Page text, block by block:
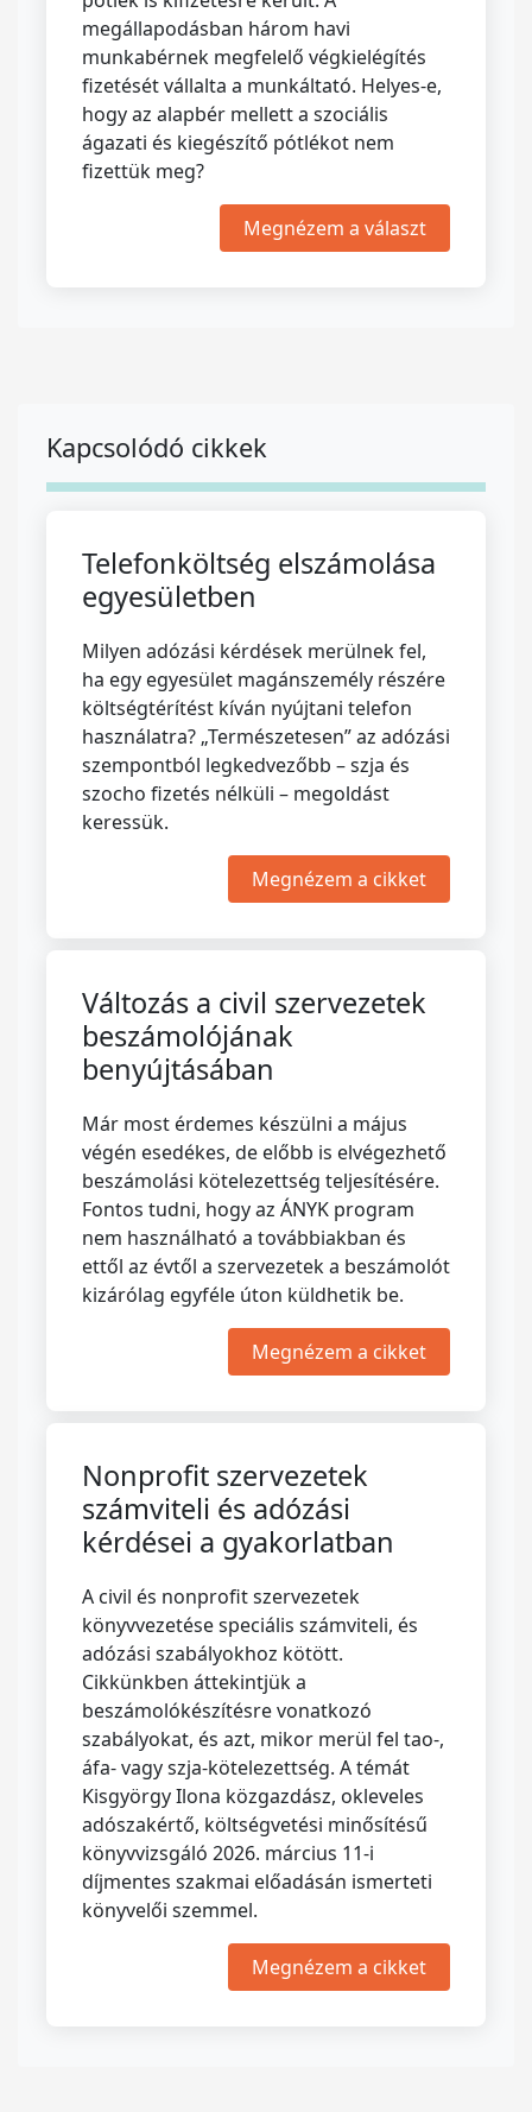
megállapodásban három havi
munkabérnek megfelelő végkielégítés
fizetését vállalta a munkáltató. Helyes-e,
hogy az alapbér mellett a szociális
ágazati és kiegészítő pótlékot nem
fizettük meg?
Megnézem a választ
Kapcsolódó cikkek
Telefonköltség elszámolása
egyesületben
Milyen adózási kérdések merülnek fel,
ha egy egyesület magánszemély részére
költségtérítést kíván nyújtani telefon
használatra? „Természetesen” az adózási
szempontból legkedvezőbb – szja és
szocho fizetés nélküli – megoldást
keressük.
Megnézem a cikket
Változás a civil szervezetek
beszámolójának
benyújtásában
Már most érdemes készülni a május
végén esedékes, de előbb is elvégezhető
beszámolási kötelezettség teljesítésére.
Fontos tudni, hogy az ÁNYK program
nem használható a továbbiakban és
ettől az évtől a szervezetek a beszámolót
kizárólag egyféle úton küldhetik be.
Megnézem a cikket
Nonprofit szervezetek
számviteli és adózási
kérdései a gyakorlatban
A civil és nonprofit szervezetek
könyvvezetése speciális számviteli, és
adózási szabályokhoz kötött.
Cikkünkben áttekintjük a
beszámolókészítésre vonatkozó
szabályokat, és azt, mikor merül fel tao-,
áfa- vagy szja-kötelezettség. A témát
Kisgyörgy Ilona közgazdász, okleveles
adószakértő, költségvetési minősítésű
könyvvizsgáló 2026. március 11-i
díjmentes szakmai előadásán ismerteti
könyvelői szemmel.
Megnézem a cikket